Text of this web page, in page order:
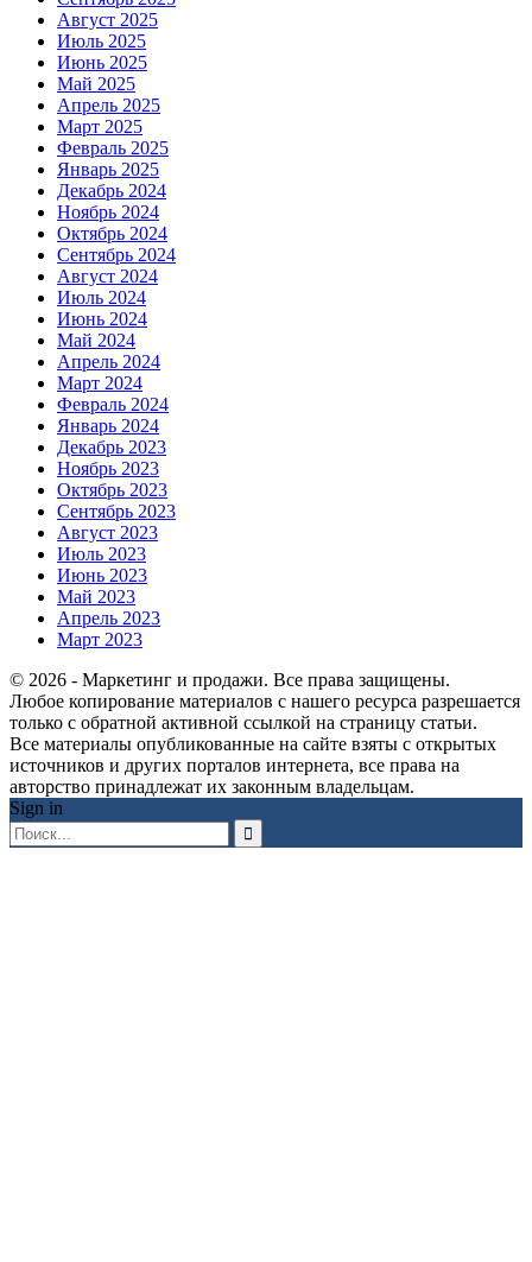
Август 2025
Июль 2025
Июнь 2025
Май 2025
Апрель 2025
Март 2025
Февраль 2025
Январь 2025
Декабрь 2024
Ноябрь 2024
Октябрь 2024
Сентябрь 2024
Август 2024
Июль 2024
Июнь 2024
Май 2024
Апрель 2024
Март 2024
Февраль 2024
Январь 2024
Декабрь 2023
Ноябрь 2023
Октябрь 2023
Сентябрь 2023
Август 2023
Июль 2023
Июнь 2023
Май 2023
Апрель 2023
Март 2023
© 2026 - Маркетинг и продажи. Все права защищены.
Любое копирование материалов с нашего ресурса разрешается
только с обратной активной ссылкой на страницу статьи.
Все материалы опубликованные на сайте взяты с открытых
источников и других порталов интернета, все права на
авторство принадлежат их законным владельцам.
Sign in